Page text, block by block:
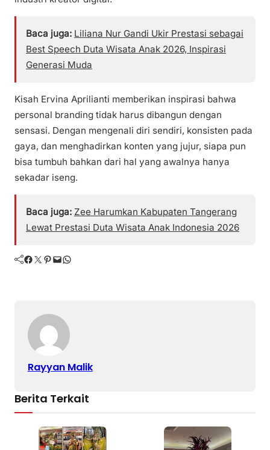
Baca juga: Liliana Nur Gandi Ukir Prestasi sebagai
Best Speech Duta Wisata Anak 2026, Inspirasi
Generasi Muda
Kisah Ervina Aprilianti memberikan inspirasi bahwa
personal branding tidak harus dibangun dengan
sensasi. Dengan mengenali diri sendiri, konsisten pada
gaya, dan menghadirkan konten yang jujur, siapa pun
bisa tumbuh bahkan dari hal yang awalnya hanya
sekadar iseng.
Baca juga: Zee Harumkan Kabupaten Tangerang
Lewat Prestasi Duta Wisata Anak Indonesia 2026
Facebook Twitter Pinterest Mail WhatsApp
Rayyan Malik
Berita Terkait